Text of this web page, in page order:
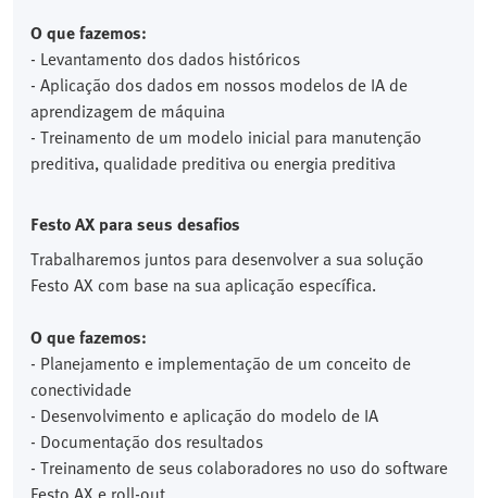
O que fazemos:
- Levantamento dos dados históricos
- Aplicação dos dados em nossos modelos de IA de
aprendizagem de máquina
- Treinamento de um modelo inicial para manutenção
preditiva, qualidade preditiva ou energia preditiva
Festo AX para seus desafios
Trabalharemos juntos para desenvolver a sua solução
Festo AX com base na sua aplicação específica.
O que fazemos:
- Planejamento e implementação de um conceito de
conectividade
- Desenvolvimento e aplicação do modelo de IA
- Documentação dos resultados
- Treinamento de seus colaboradores no uso do software